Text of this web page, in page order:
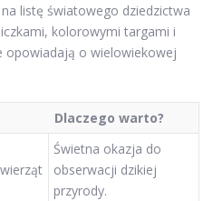
listę światowego dziedzictwa
kolorowymi targami i
opowiadają o wielowiekowej
Dlaczego warto?
Świetna okazja do
obserwacji dzikiej
przyrody.